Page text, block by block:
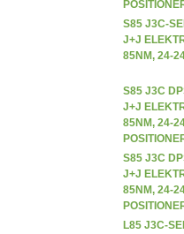
SERIE
S85 J3C-
J+J
85NM, 24-
S85 J3C
J+J
85NM, 24-
SERIE
S85 J3C
J+J
85NM, 24-
SERIE
L85 J3C-